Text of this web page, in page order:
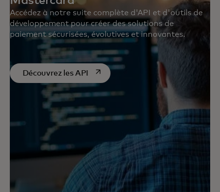
Accédez à notre suite complète d'API et d'outils de
développement pour créer des solutions de
paiement sécurisées, évolutives et innovantes.
Découvrez les API s’ouvre dans un nouvel onglet